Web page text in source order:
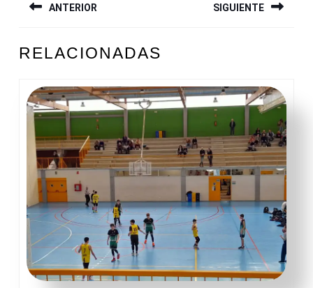
DE
ANTERIOR
anterior:
SIGUIENTE
entrada:
RELACIONADAS